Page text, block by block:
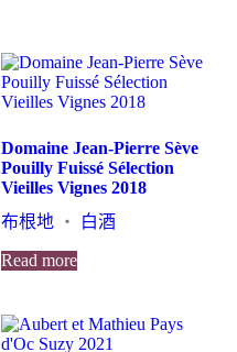
Domaine Jean-Pierre Sève
Pouilly Fuissé Sélection
Vieilles Vignes 2018
布根地 ・ 白酒
Read more